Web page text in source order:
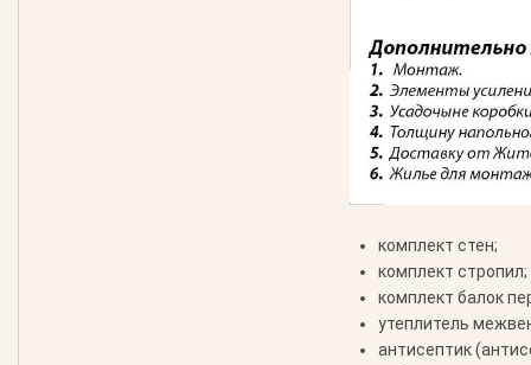
комплект стен;
комплект стропил;
комплект балок
утеплитель
антисептик